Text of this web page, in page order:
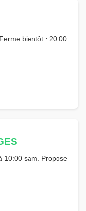
bientôt ⋅ 20:00
10:00 sam. Propose